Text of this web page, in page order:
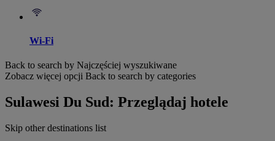
Wi-Fi
Back to search by Najczęściej wyszukiwane
Zobacz więcej opcji Back to search by categories
Sulawesi Du Sud: Przeglądaj hotele
Skip other destinations list